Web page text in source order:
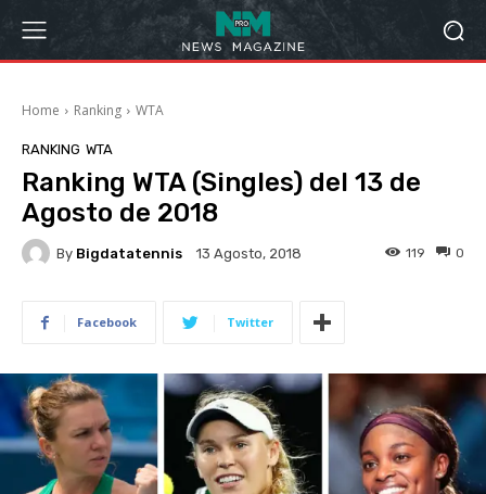
Home Ranking WTA
RANKING WTA
Ranking WTA (Singles) del 13 de
Agosto de 2018
By Bigdatatennis 13 Agosto, 2018 0
119
Facebook Twitter